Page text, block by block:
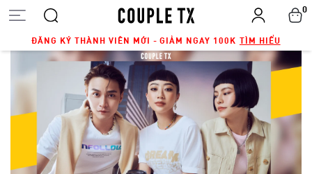
ĐĂNG KÝ THÀNH VIÊN MỚI - GIẢM NGAY 100K TÌM HIỂU
0